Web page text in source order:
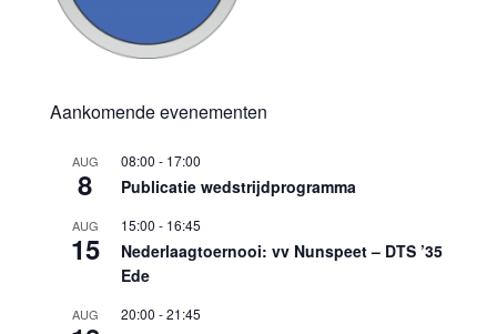
Aankomende evenementen
AUG
8
08:00 - 17:00
Publicatie wedstrijdprogramma
AUG
15
15:00 - 16:45
Nederlaagtoernooi: vv Nunspeet – DTS ’35
Ede
AUG 20:00 -21:45